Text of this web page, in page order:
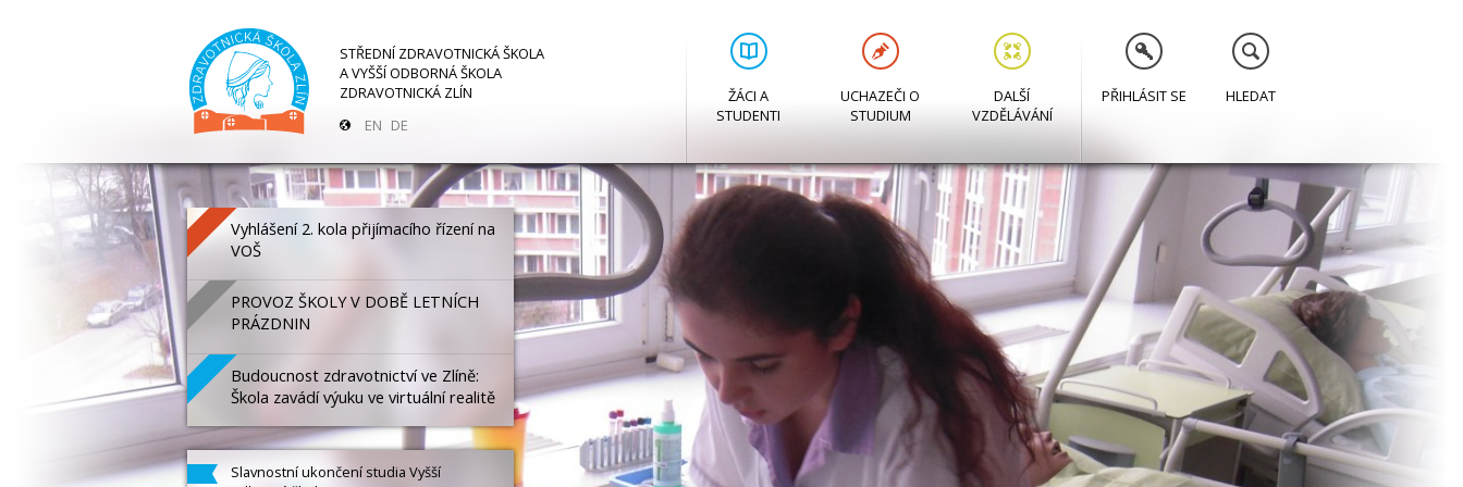
STŘEDNÍ ZDRAVOTNICKÁ ŠKOLA
A VYŠŠÍ ODBORNÁ ŠKOLA
ZDRAVOTNICKÁ ZLÍN
EN DE
ŽÁCI A
STUDENTI
UCHAZEČI O
STUDIUM
DALŠÍ
VZDĚLÁVÁNÍ
PŘIHLÁSIT SE HLEDAT
Vyhlášení 2. kola přijímacího řízení na
VOŠ
PROVOZ ŠKOLY V DOBĚ LETNÍCH
PRÁZDNIN
Budoucnost zdravotnictví ve Zlíně:
Škola zavádí výuku ve virtuální realitě
Slavnostní ukončení studia Vyšší